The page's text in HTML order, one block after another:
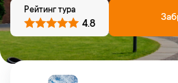
Рейтинг тура
4.8